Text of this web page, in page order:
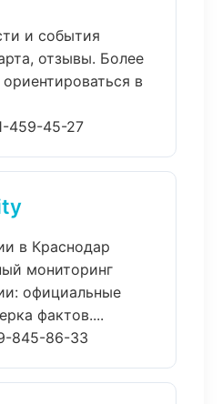
и события
отзывы. Более
в
459-45-27
в Краснодар
мониторинг
официальные
фактов....
845-86-33